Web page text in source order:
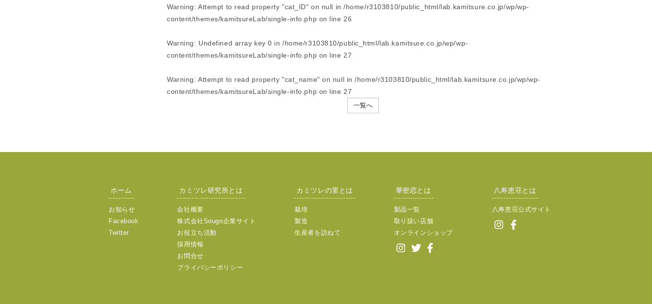
Warning: Attempt to read property "cat_ID" on null in/home/r3103810/public_html/lab.kamitsure.co.jp/wp/wp-
content/themes/kamitsureLab/single-info.php on line 26
Warning: Undefined array key 0 in/home/r3103810/public_html/lab.kamitsure.co.jp/wp/wp-
content/themes/kamitsureLab/single-info.php on line 27
Warning: Attempt to read property "cat_name" on null in/home/r3103810/public_html/lab.kamitsure.co.jp/wp/wp-
content/themes/kamitsureLab/single-info.php on line 27
一覧へ
ホーム
お知らせ
Facebook
Twitter
カミツレ研究所とは
会社概要
株式会社Sougo企業サイト
お役立ち活動
採用情報
お問合せ
プライバシーポリシー
カミツレの里とは
栽培
製造
生産者を訪ねて
華密恋とは
製品一覧
取り扱い店舗
オンラインショップ
八寿恵荘とは
八寿恵荘公式サイト